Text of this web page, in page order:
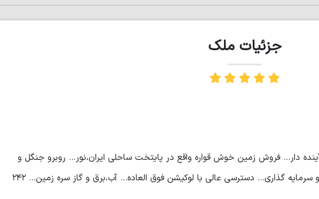
جزئیات ملک
آینده دار... فروش زمین خوش قواره واقع در پایتخت ساحلی ایران،نور... روبرو جنگل و
دریاچه ی الیمالات... مناسب برای ساخت و ساز و سرمایه گذاری... دسترسی عالی با لوکیشن فوق العاده... آب،برق و گاز سره زمین... ۲۴۲